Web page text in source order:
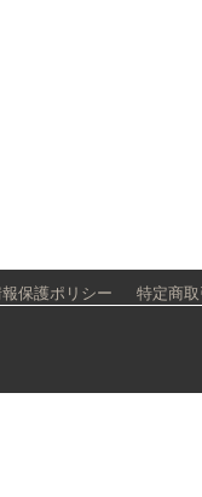
保護ポリシー 特定商